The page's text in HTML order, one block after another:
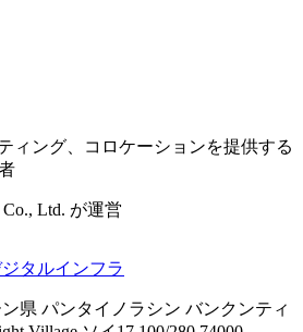
ィング、コロケーションを提供する
Co., Ltd. が運営
タルインフラ
県 パンタイノラシン バンクンティ